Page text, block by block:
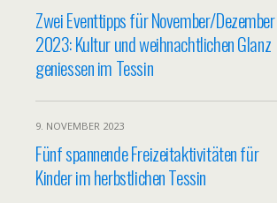
Zwei Eventtipps für November/Dezember
2023: Kultur und weihnachtlichen Glanz
geniessen im Tessin
9. NOVEMBER 2023
Fünf spannende Freizeitaktivitäten für
Kinder im herbstlichen Tessin